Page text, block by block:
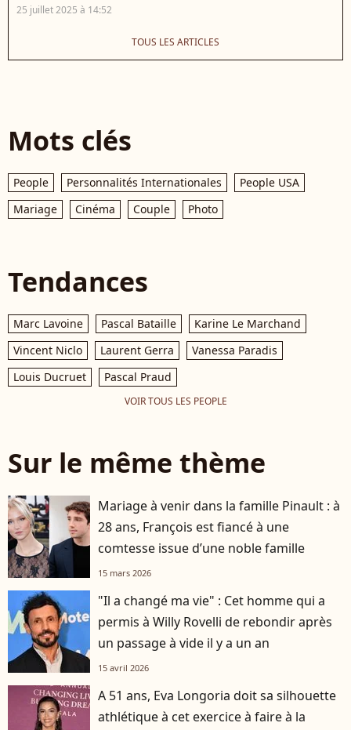
25 juillet 2025 à 14:52
TOUS LES ARTICLES
Mots clés
People Personnalités Internationales
People USA
Mariage
Cinéma Couple Photo
Tendances
Marc Lavoine Pascal Bataille
Karine Le Marchand
Vincent Niclo
Laurent Gerra
Vanessa Paradis
Louis Ducruet
Pascal Praud
VOIR TOUS LES PEOPLE
Sur le même thème
Mariage à venir dans la famille Pinault : à
28 ans, François est fiancé à une
comtesse issue d’une noble famille
15 mars 2026
"Il a changé ma vie" : Cet homme qui a
permis à Willy Rovelli de rebondir après
un passage à vide il y a un an
15 avril 2026
A 51 ans, Eva Longoria doit sa silhouette
athlétique à cet exercice à faire à la